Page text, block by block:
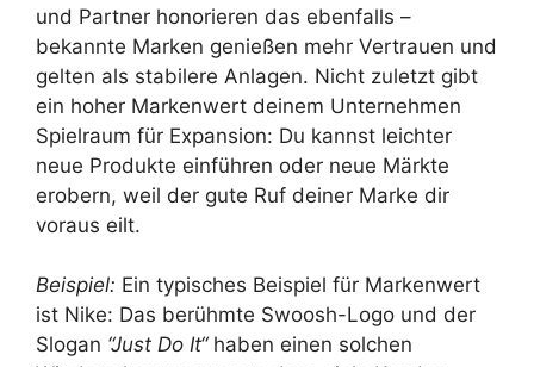
und Partner honorieren das ebenfalls –
bekannte Marken genießen mehr Vertrauen und
gelten als stabilere Anlagen. Nicht zuletzt gibt
ein hoher Markenwert deinem Unternehmen
Spielraum für Expansion: Du kannst leichter
neue Produkte einführen oder neue Märkte
erobern, weil der gute Ruf deiner Marke dir
voraus eilt.
Beispiel: Ein typisches Beispiel für Markenwert
ist Nike: Das berühmte Swoosh-Logo und der
Slogan “Just Do It“haben einen solchen